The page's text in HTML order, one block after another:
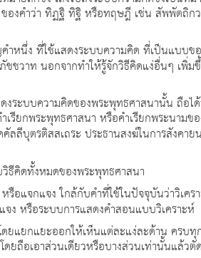
องคำว่า ทิฏฐิ ทิฐิ หรือทฤษฎี เช่น สัพพัตถิ
ำหนึ่ง ที่ใช้แสดงระบบความคิด ที่เป็นแบบ
วาท นอกจากทำให้รู้จักวิธีคิดแง่อื่นๆ เพิ่ม
บบความคิดของพระพุทธศาสนานั้น ถือได้
เรียกพระพุทธศาสนา หรือคำเรียกพระนามข
ลลีบุตรติสสเถระ ประธานสงฆ์ในการสังคา
ธีคิดทั้งหมดของพระพุทธศาสนา
อแจกแจง ใกล้กับคำที่ใช้ในปัจจุบันว่าวิเคร
หรือระบบการแสดงคำสอนแบบวิเคราะห์
ยกแยะออกให้เห็นแต่ละแง่ละด้าน ครบทุ
ถือเอาส่วนเดียวหรือบางส่วนเท่านั้นแล้วตั